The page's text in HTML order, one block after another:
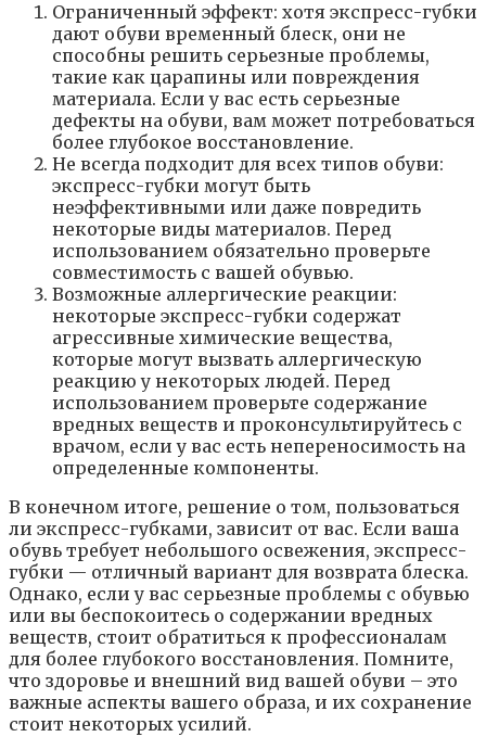
Ограниченный эффект: хотя экспресс-губки
дают обуви временный блеск, они не
способны решить серьезные проблемы,
такие как царапины или повреждения
материала. Если у вас есть серьезные
дефекты на обуви, вам может потребоваться
более глубокое восстановление.
Не всегда подходит для всех типов обуви:
экспресс-губки могут быть
неэффективными или даже повредить
некоторые виды материалов. Перед
использованием обязательно проверьте
совместимость с вашей обувью.
Возможные аллергические реакции:
некоторые экспресс-губки содержат
агрессивные химические вещества,
которые могут вызвать аллергическую
реакцию у некоторых людей. Перед
использованием проверьте содержание
вредных веществ и проконсультируйтесь с
врачом, если у вас есть непереносимость на
определенные компоненты.
В конечном итоге, решение о том, пользоваться
ли экспресс-губками, зависит от вас. Если ваша
обувь требует небольшого освежения, экспресс-
губки — отличный вариант для возврата блеска.
Однако, если у вас серьезные проблемы с обувью
или вы беспокоитесь о содержании вредных
веществ, стоит обратиться к профессионалам
для более глубокого восстановления. Помните,
что здоровье и внешний вид вашей обуви – это
важные аспекты вашего образа, и их сохранение
стоит некоторых усилий.